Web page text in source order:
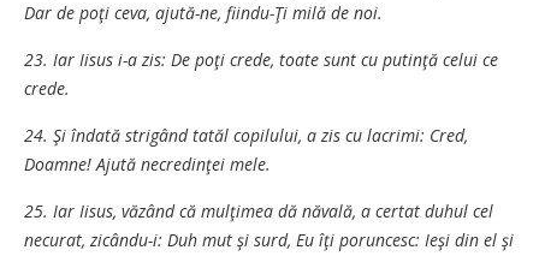
Dar de poţi ceva, ajută-ne, fiindu-Ţi milă de noi.
23. Iar Iisus i-a zis: De poţi crede, toate sunt cu putinţă celui ce
crede.
24. Şi îndată strigând tatăl copilului, a zis cu lacrimi: Cred,
Doamne! Ajută necredinţei mele.
25. Iar Iisus, văzând că mulţimea dă năvală, a certat duhul cel
necurat, zicându-i: Duh mut şi surd, Eu îţi poruncesc: Ieşi din el şi